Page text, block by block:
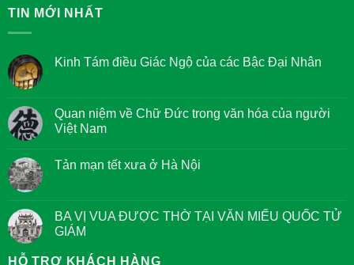
TIN MỚI NHẤT
Kinh Tám điều Giác Ngộ của các Bậc Đại Nhân
luận
ở
Kinh
Giác
Ngộ
Đại
Nhân
Quan niệm về Chữ Đức trong văn hóa của người
Việt Nam
bình
về
Chữ
Đức
văn
Tản mạn tết xưa ở Hà Nội
luận
ở
Tản
xưa
BA VỊ VUA ĐƯỢC THỜ TẠI VĂN MIẾU QUỐC TỬ
GIÁM
có
HỖ TRỢ KHÁCH HÀNG